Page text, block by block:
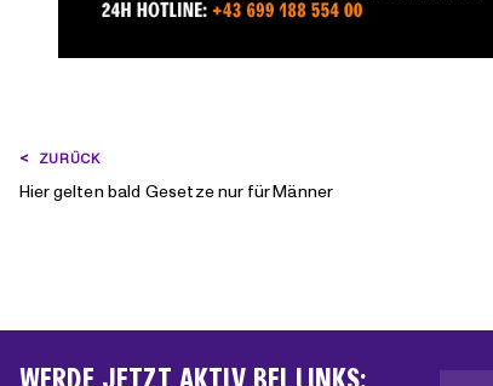
BEITRAGSNAVIGATION
ZURÜCK
Hier gelten bald Gesetze nur für Männer